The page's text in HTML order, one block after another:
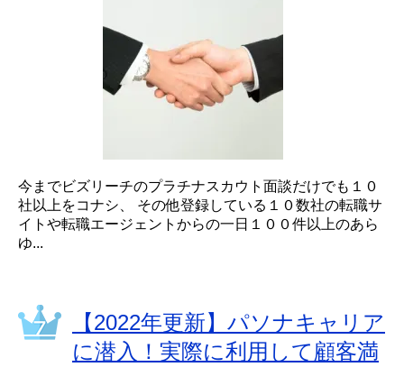
今までビズリーチのプラチナスカウト面談だけでも１０
社以上をコナシ、 その他登録している１０数社の転職サ
イトや転職エージェントからの一日１００件以上のあら
ゆ...
【2022年更新】パソナキャリア
に潜入！実際に利用して顧客満